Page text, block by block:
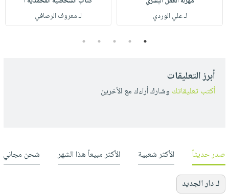
لـ علي الوردي
لـ معروف الرصافي
1
2
3
4
5
أبرز التعليقات
أكتب تعليقاتك وشارك أراءك مع الأخرين
صدر حديثاً الأكثر شعبية الأكثر مبيعاً هذا الشهر شحن مجاني
لـ دار الجديد